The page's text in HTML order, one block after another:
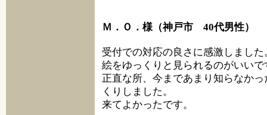
Ｍ．Ｏ．様（神戸市 40代男性）
受付での対応の良さに感激しました
絵をゆっくりと見られるのがいいで
正直な所、今まであまり知らなか
くりしました。
来てよかったです。